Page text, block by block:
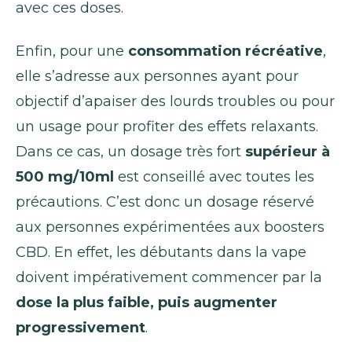
avec ces doses.
Enfin, pour une consommation récréative,
elle s’adresse aux personnes ayant pour
objectif d’apaiser des lourds troubles ou pour
un usage pour profiter des effets relaxants.
Dans ce cas, un dosage très fort supérieur à
500 mg/10ml est conseillé avec toutes les
précautions. C’est donc un dosage réservé
aux personnes expérimentées aux boosters
CBD. En effet, les débutants dans la vape
doivent impérativement commencer par la
dose la plus faible, puis augmenter
progressivement.